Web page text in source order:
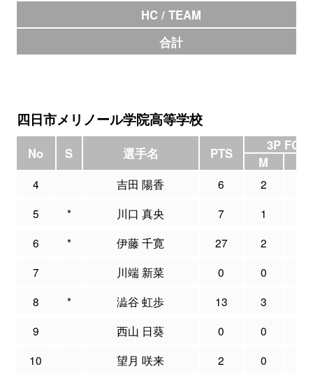
HC / TEAM
合計
四日市メリノール学院高等学校
No S 選手名 PTS
3P FG
M
4 吉田 陽香 6 2
5
* 川口 真央 7 1
6
* 伊藤 千寛 27 2
7
川端 新菜 0 0
8
* 澁谷 虹歩 13 3
9
西山 日葵 0 0
10
望月 咲来 2 0